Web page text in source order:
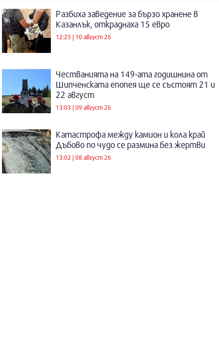
Разбиха заведение за бързо хранене в
Казанлък, откраднаха 15 евро
12:25 | 10 август 26
Честванията на 149-ата годишнина от
Шипченската епопея ще се състоят 21 и
22 август
13:03 | 09 август 26
Катастрофа между камион и кола край
Дъбово по чудо се размина без жертви
13:02 | 08 август 26